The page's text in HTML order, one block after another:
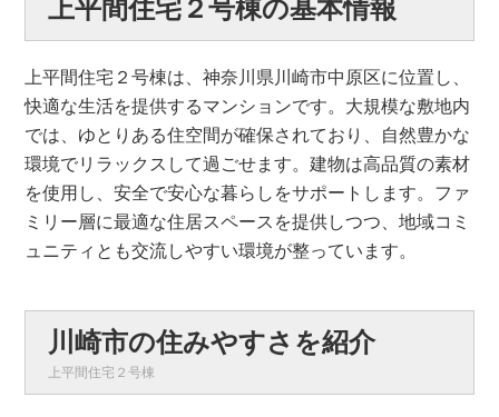
上平間住宅２号棟の基本情報
上平間住宅２号棟は、神奈川県川崎市中原区に位置し、
快適な生活を提供するマンションです。大規模な敷地内
では、ゆとりある住空間が確保されており、自然豊かな
環境でリラックスして過ごせます。建物は高品質の素材
を使用し、安全で安心な暮らしをサポートします。ファ
ミリー層に最適な住居スペースを提供しつつ、地域コミ
ュニティとも交流しやすい環境が整っています。
川崎市の住みやすさを紹介
上平間住宅２号棟